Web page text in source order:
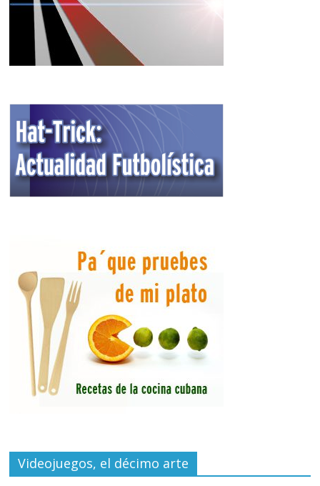
Videojuegos, el décimo arte